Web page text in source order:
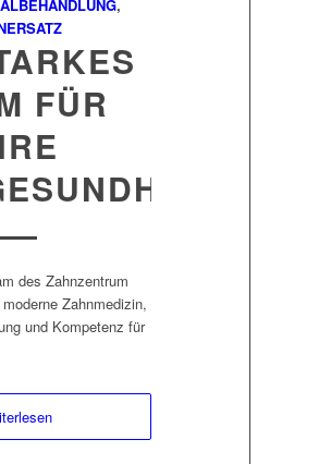
,
FÜR
des Zahnzentrum
Zahnmedizin,
und Kompetenz für